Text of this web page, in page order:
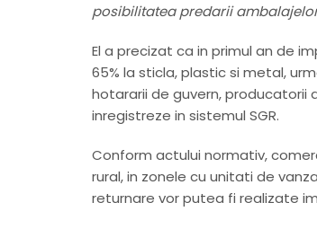
posibilitatea predarii
El a precizat ca in primul an de
65% la sticla, plastic si metal,
hotararii de guvern, producatorii
inregistreze in sistemul SGR.
Conform actului normativ,
rural, in zonele cu unitati de
returnare vor putea fi realizate